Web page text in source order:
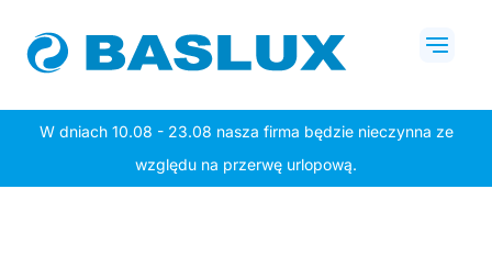
treści
W dniach 10.08 - 23.08 nasza firma będzie nieczynna ze
względu na przerwę urlopową.